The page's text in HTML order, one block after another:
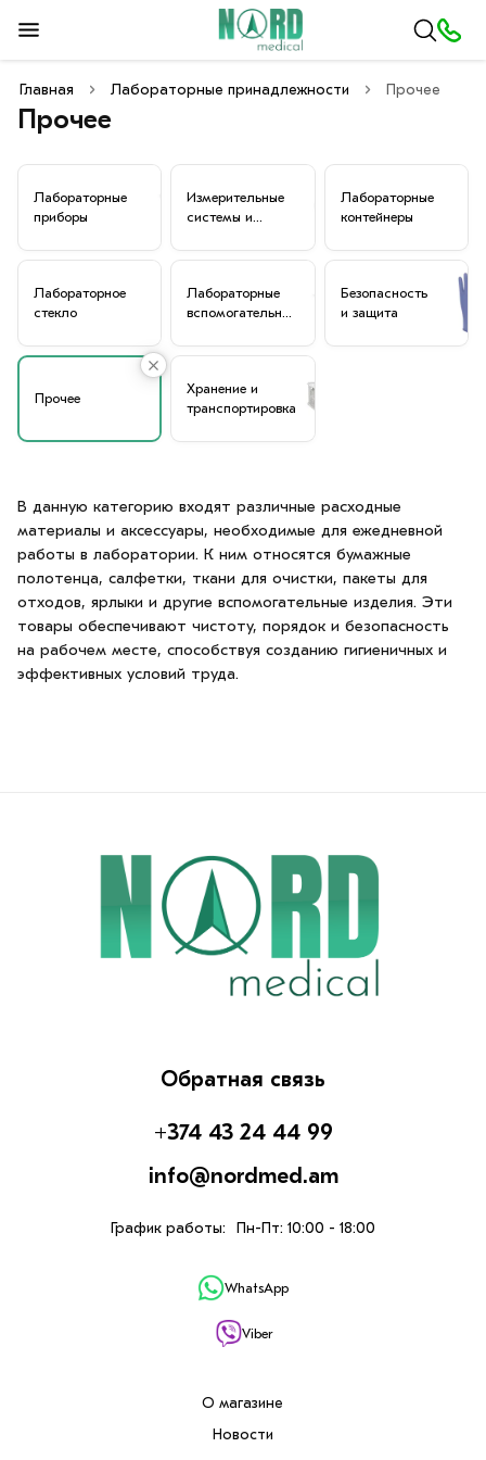
Главная Лабораторные принадлежности Прочее
Прочее
Лабораторные
приборы
Измерительные
системы и
приборы
Лабораторные
контейнеры
Лабораторное
стекло
Лабораторные
вспомогательные
Безопасность
и защита
Прочее
Хранение и
транспортировка
В данную категорию входят различные расходные
материалы и аксессуары, необходимые для ежедневной
работы в лаборатории. К ним относятся бумажные
полотенца, салфетки, ткани для очистки, пакеты для
отходов, ярлыки и другие вспомогательные изделия. Эти
товары обеспечивают чистоту, порядок и безопасность
на рабочем месте, способствуя созданию гигиеничных и
эффективных условий труда.
Обратная связь
+374 43 24 44 99
info@nordmed.am
График работы: Пн-Пт: 10:00 - 18:00
WhatsApp
Viber
О магазине
Новости